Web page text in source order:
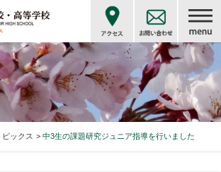
ピックス 中3生の課題研究ジュニア指導を行いました